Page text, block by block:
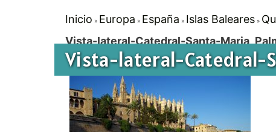
Inicio Europa España Islas Baleares
Vista-lateral-Catedral-Santa-
Vista-lateral-Catedral-